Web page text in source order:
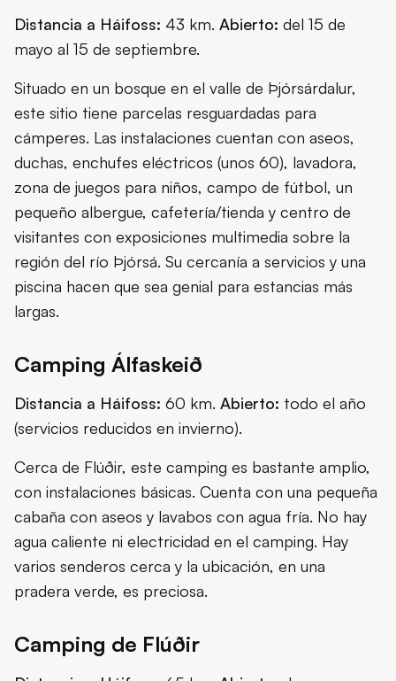
Distancia a Háifoss: 43 km. Abierto: del 15 de
mayo al 15 de septiembre.
Situado en un bosque en el valle de Þjórsárdalur,
este sitio tiene parcelas resguardadas para
cámperes. Las instalaciones cuentan con aseos,
duchas, enchufes eléctricos (unos 60), lavadora,
zona de juegos para niños, campo de fútbol, un
pequeño albergue, cafetería/tienda y centro de
visitantes con exposiciones multimedia sobre la
región del río Þjórsá. Su cercanía a servicios y una
piscina hacen que sea genial para estancias más
largas.
Camping Álfaskeið
Distancia a Háifoss: 60 km. Abierto: todo el año
(servicios reducidos en invierno).
Cerca de Flúðir, este camping es bastante amplio,
con instalaciones básicas. Cuenta con una pequeña
cabaña con aseos y lavabos con agua fría. No hay
agua caliente ni electricidad en el camping. Hay
varios senderos cerca y la ubicación, en una
pradera verde, es preciosa.
Camping de Flúðir